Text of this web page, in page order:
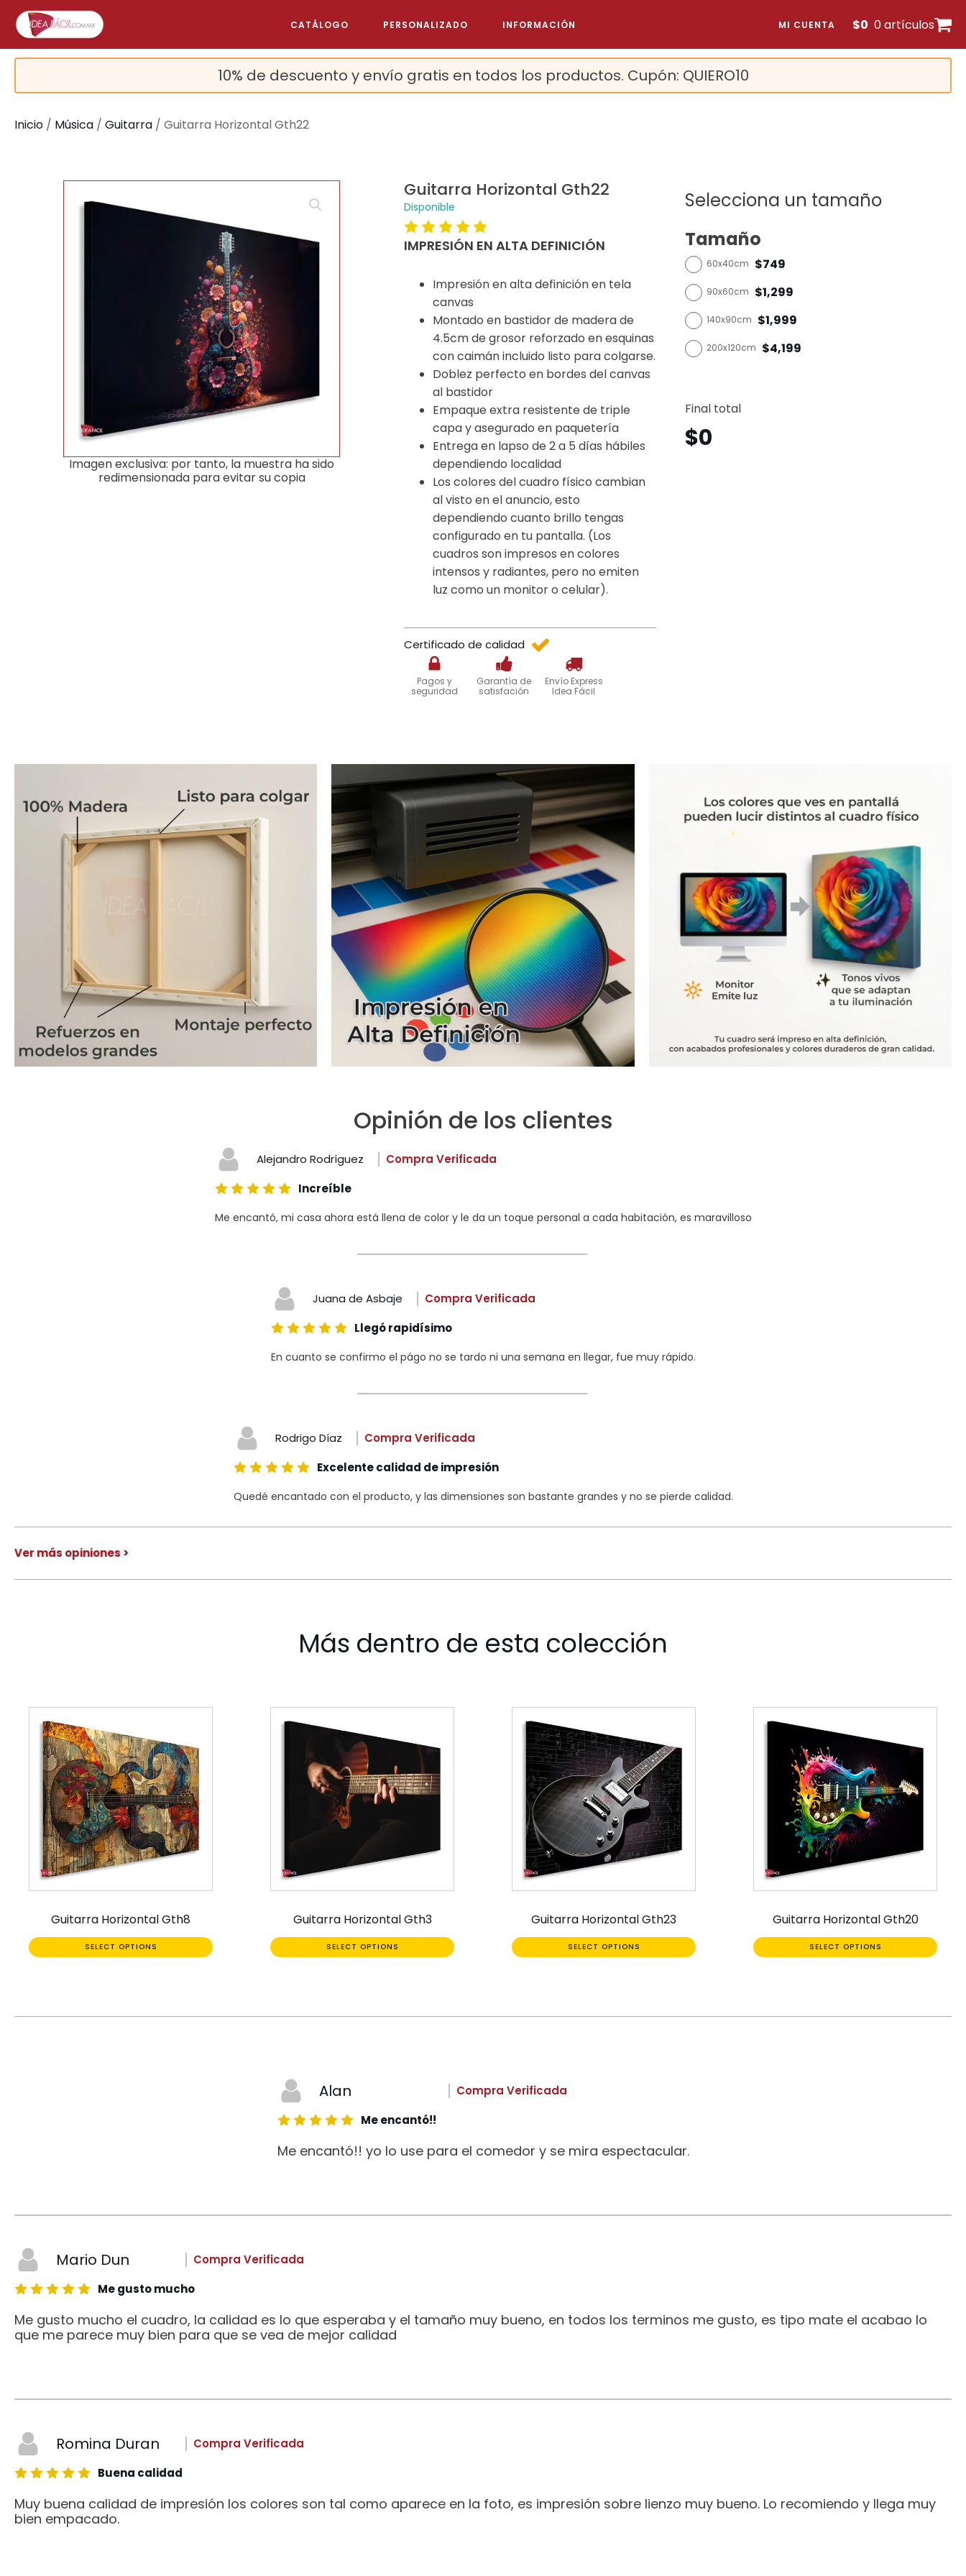
CATÁLOGO PERSONALIZADO INFORMACIÓN MI CUENTA $0 0 artículos
10% de descuento y envío gratis en todos los productos. Cupón: QUIERO10
Inicio / Música / Guitarra / Guitarra Horizontal Gth22
Imagen exclusiva: por tanto, la muestra ha sido
redimensionada para evitar su copia
Guitarra Horizontal Gth22
Disponible
IMPRESIÓN EN ALTA DEFINICIÓN
Impresión en alta definición en tela
canvas
Montado en bastidor de madera de
4.5cm de grosor reforzado en esquinas
con caimán incluido listo para colgarse.
Doblez perfecto en bordes del canvas
al bastidor
Empaque extra resistente de triple
capa y asegurado en paquetería
Entrega en lapso de 2 a 5 días hábiles
dependiendo localidad
Los colores del cuadro físico cambian
al visto en el anuncio, esto
dependiendo cuanto brillo tengas
configurado en tu pantalla. (Los
cuadros son impresos en colores
intensos y radiantes, pero no emiten
luz como un monitor o celular).
Certificado de calidad
Pagos y
seguridad
Garantía de
satisfación
Envío Express
Idea Fácil
Selecciona un tamaño
Tamaño
60x40cm $749
90x60cm $1,299
140x90cm $1,999
200x120cm $4,199
Final total
$0
Opinión de los clientes
Alejandro Rodríguez
Compra Verificada
Increíble
Me encantó, mi casa ahora está llena de color y le da un toque personal a cada habitación, es maravilloso
Juana de Asbaje
Compra Verificada
Llegó rapidísimo
En cuanto se confirmo el págo no se tardo ni una semana en llegar, fue muy rápido.
Rodrigo Díaz
Compra Verificada
Excelente calidad de impresión
Quedé encantado con el producto, y las dimensiones son bastante grandes y no se pierde calidad.
Ver más opiniones >
Más dentro de esta colección
Guitarra Horizontal Gth8
SELECT OPTIONS
Guitarra Horizontal Gth3
SELECT OPTIONS
Guitarra Horizontal Gth23
SELECT OPTIONS
Guitarra Horizontal Gth20
SELECT OPTIONS
Alan
Compra Verificada
Me encantó!!
Me encantó!! yo lo use para el comedor y se mira espectacular.
Mario Dun
Compra Verificada
Me gusto mucho
Me gusto mucho el cuadro, la calidad es lo que esperaba y el tamaño muy bueno, en todos los terminos me gusto, es tipo mate el acabao lo
que me parece muy bien para que se vea de mejor calidad
Romina Duran
Compra Verificada
Buena calidad
Muy buena calidad de impresión los colores son tal como aparece en la foto, es impresión sobre lienzo muy bueno. Lo recomiendo y llega muy
bien empacado.